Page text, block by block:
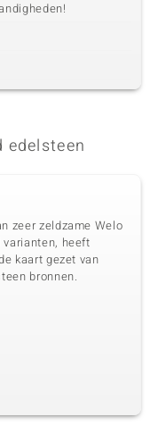
edelsteen
zeer zeldzame Welo
varianten, heeft
kaart gezet van
bronnen.